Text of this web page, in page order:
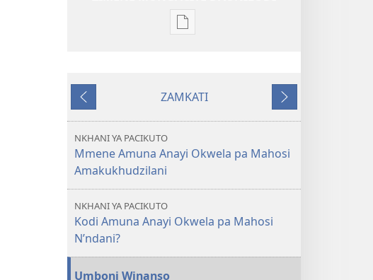
Njila
YA
Anayi
—
Yakumbuyo
ZAMKATI
Yotsatila
NKHANI YA PACIKUTO
Mmene Amuna Anayi Okwela pa Mahosi
Amakukhudzilani
NKHANI YA PACIKUTO
Kodi Amuna Anayi Okwela pa Mahosi
N’ndani?
Umboni Winanso